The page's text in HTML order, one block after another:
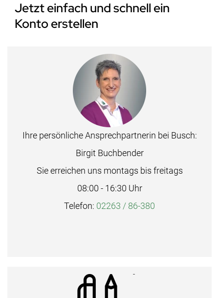
Jetzt einfach und schnell ein
Konto erstellen
Ihre persönliche Ansprechpartnerin bei Busch:
Birgit Buchbender
Sie erreichen uns montags bis freitags
08:00 - 16:30 Uhr
Telefon: 02263 / 86-380